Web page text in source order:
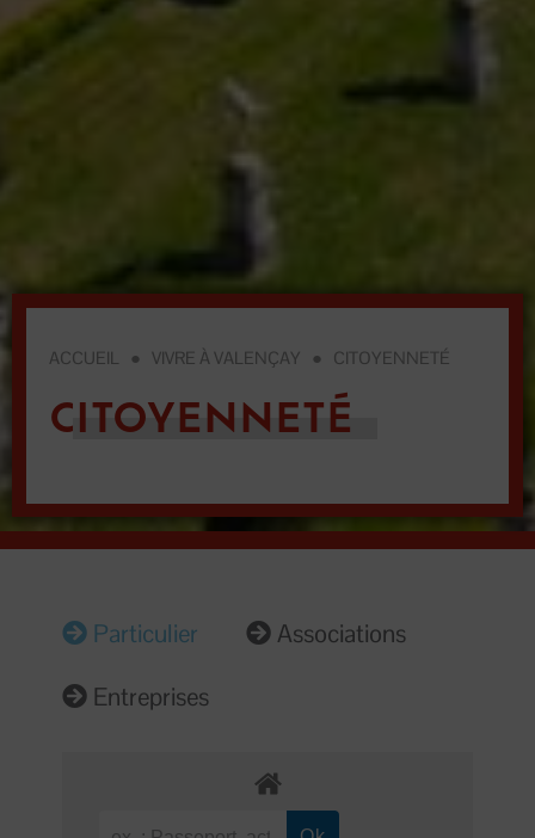
ACCUEIL ● VIVRE À VALENÇAY ● CITOYENNETÉ
CITOYENNETÉ
Particulier
Associations
Entreprises